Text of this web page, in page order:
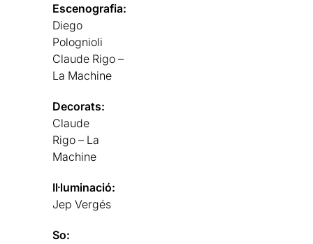
Escenografia:
Diego
Polognioli
Claude Rigo –
La Machine
Decorats:
Claude
Rigo – La
Machine
Il·luminació:
Jep Vergés
So: